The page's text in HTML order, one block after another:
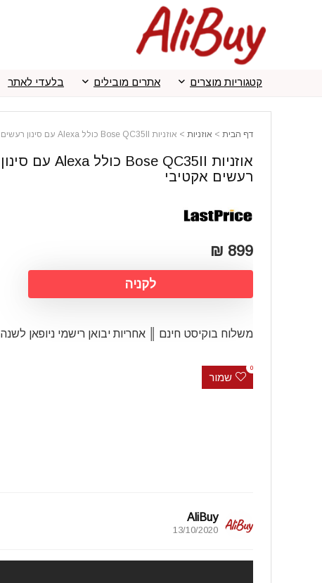
קטגוריות מוצרים אתרים מובילים בלעדי לאתר
דף הבית > אוזניות > אוזניות Bose QC35II כולל Alexa עם סינון רעשים אקטיבי
אוזניות Bose QC35II כולל Alexa עם סינון
רעשים אקטיבי
899 ₪
לקניה
משלוח בוקיסט חינם ║ אחריות יבואן רישמי ניופאן לשנה
שמור
0
AliBuy
13/10/2020